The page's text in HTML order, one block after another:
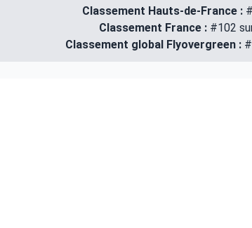
Classement Hauts-de-France :
Classement France : #102
Classement global Flyovergreen :